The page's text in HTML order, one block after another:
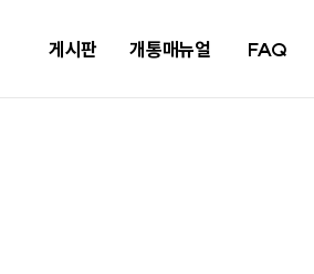
게시판 개통매뉴얼 FAQ